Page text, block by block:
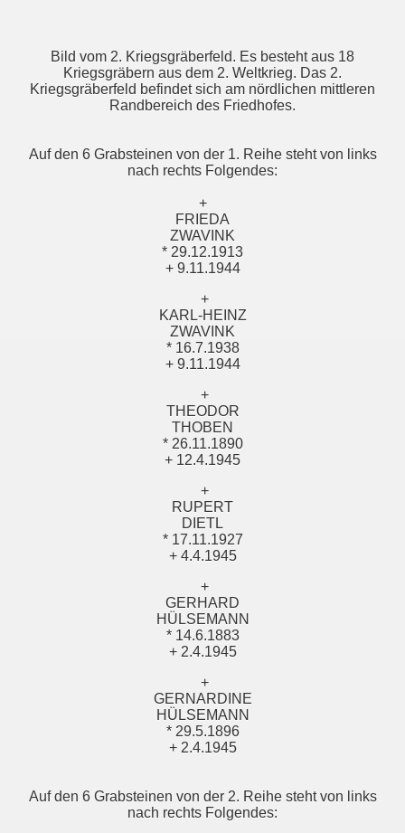
Bild vom 2. Kriegsgräberfeld. Es besteht aus 18
Kriegsgräbern aus dem 2. Weltkrieg. Das 2.
Kriegsgräberfeld befindet sich am nördlichen mittleren
Randbereich des Friedhofes.
Auf den 6 Grabsteinen von der 1. Reihe steht von links
nach rechts Folgendes:
+
FRIEDA
ZWAVINK
* 29.12.1913
+ 9.11.1944
+
KARL-HEINZ
ZWAVINK
* 16.7.1938
+ 9.11.1944
+
THEODOR
THOBEN
* 26.11.1890
+ 12.4.1945
+
RUPERT
DIETL
* 17.11.1927
+ 4.4.1945
+
GERHARD
HÜLSEMANN
* 14.6.1883
+ 2.4.1945
+
GERNARDINE
HÜLSEMANN
* 29.5.1896
+ 2.4.1945
Auf den 6 Grabsteinen von der 2. Reihe steht von links
nach rechts Folgendes: